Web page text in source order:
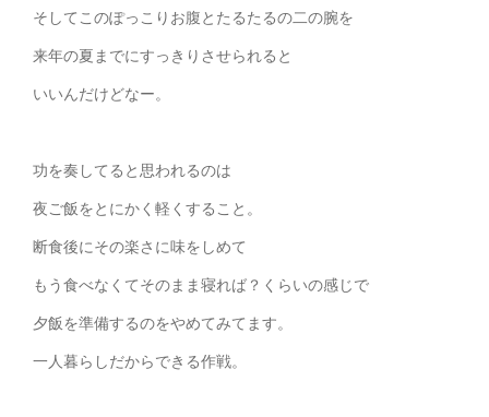
そしてこのぽっこりお腹とたるたるの二の腕を
来年の夏までにすっきりさせられると
いいんだけどなー。
功を奏してると思われるのは
夜ご飯をとにかく軽くすること。
断食後にその楽さに味をしめて
もう食べなくてそのまま寝れば？くらいの感じで
夕飯を準備するのをやめてみてます。
一人暮らしだからできる作戦。